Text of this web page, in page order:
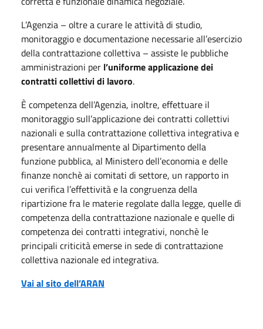
L’Agenzia – oltre a curare le attività di studio,
monitoraggio e documentazione necessarie all’esercizio
della contrattazione collettiva – assiste le pubbliche
amministrazioni per l’uniforme applicazione dei
contratti collettivi di lavoro.
È competenza dell’Agenzia, inoltre, effettuare il
monitoraggio sull’applicazione dei contratti collettivi
nazionali e sulla contrattazione collettiva integrativa e
presentare annualmente al Dipartimento della
funzione pubblica, al Ministero dell’economia e delle
finanze nonchè ai comitati di settore, un rapporto in
cui verifica l’effettività e la congruenza della
ripartizione fra le materie regolate dalla legge, quelle di
competenza della contrattazione nazionale e quelle di
competenza dei contratti integrativi, nonchè le
principali criticità emerse in sede di contrattazione
collettiva nazionale ed integrativa.
Vai al sito dell’ARAN